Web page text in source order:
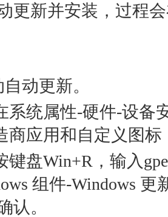
更新并安装，过程
动更新。
系统属性-硬件-设备
商应用和自定义图标
键盘Win+R，输入
组件-Windows
认。